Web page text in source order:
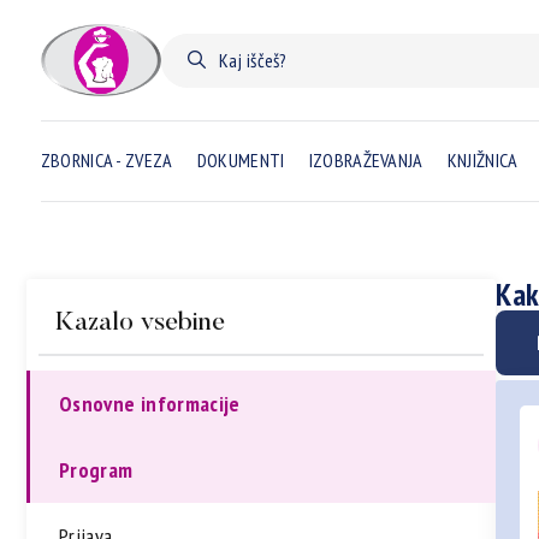
ZBORNICA - ZVEZA DOKUMENTI IZOBRAŽEVANJA KNJIŽNICA
Kazalo vsebine
Osnovne informacije
Program